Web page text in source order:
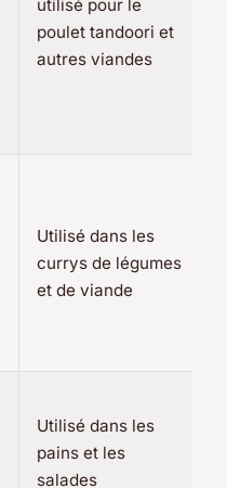
utilisé pour le
poulet tandoori et
autres viandes
Utilisé dans les
currys de légumes
et de viande
Utilisé dans les
pains et les
salades